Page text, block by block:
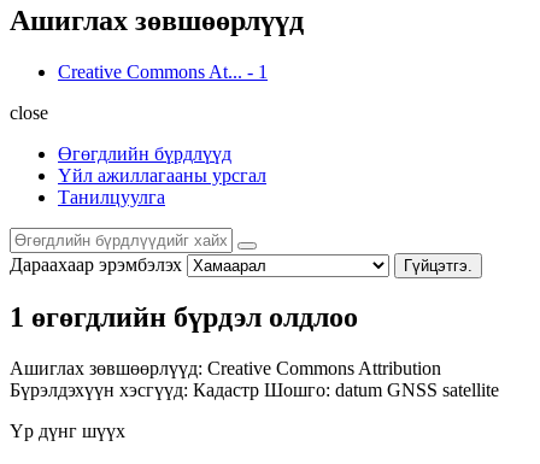
Ашиглах зөвшөөрлүүд
Creative Commons At... - 1
close
Өгөгдлийн бүрдлүүд
Үйл ажиллагааны урсгал
Танилцуулга
Дараахаар эрэмбэлэх Гүйцэтгэ.
1 өгөгдлийн бүрдэл олдлоо
Ашиглах зөвшөөрлүүд: Creative Commons Attribution
Бүрэлдэхүүн хэсгүүд: Кадастр Шошго: datum GNSS satellite
Үр дүнг шүүх